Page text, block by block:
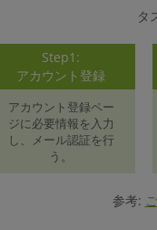
タ
Step1:
アカウント登録
アカウント登録ペー
ジに必要情報を入力
し、メール認証を行
う。
参考: